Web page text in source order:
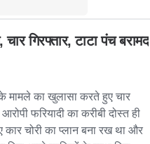
गिरफ्तार, टाटा पंच बरामद
मामले का खुलासा करते हुए चार
फरियादी का करीबी दोस्त ही
चोरी का प्लान बना रख था और